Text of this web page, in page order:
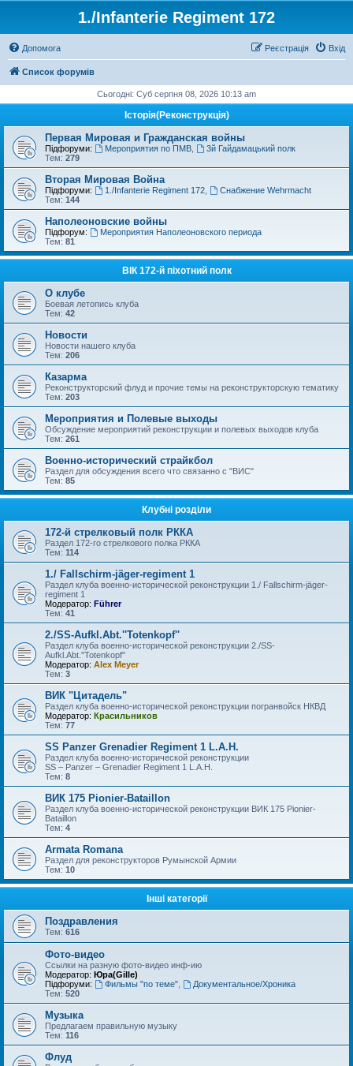
1./Infanterie Regiment 172
Допомога Вхід
Реєстрація
Список форумів
Сьогодні: Суб серпня 08, 2026 10:13 am
Історiя(Реконструкція)
Первая Мировая и Гражданская войны
Підфоруми: Мероприятия по ПМВ,
3й Гайдамацький полк
Тем: 279
Вторая Мировая Война
Підфоруми: 1./Infanterie Regiment 172,
Снабжение Wehrmacht
Тем: 144
Наполеоновские войны
Підфорум:
Мероприятия Наполеоновского периода
Тем: 81
ВІК 172-й піхотний полк
О клубе
Боевая летопись клуба
Тем: 42
Новости
Новости нашего клуба
Тем: 206
Казарма
Реконструкторский флуд и прочие темы на реконструкторскую тематику
Тем: 203
Мероприятия и Полевые выходы
Обсуждение мероприятий реконструкции и полевых выходов клуба
Тем: 261
Военно-исторический страйкбол
Раздел для обсуждения всего что связанно с "ВИС"
Тем: 85
Клубні розділи
172-й стрелковый полк РККА
Раздел 172-го стрелкового полка РККА
Тем: 114
1./ Fallschirm-jäger-regiment 1
Раздел клуба военно-исторической реконструкции 1./ Fallschirm-jäger-
regiment 1
Модератор: Führer
Тем: 41
2./SS-Aufkl.Abt.''Totenkopf''
Раздел клуба военно-исторической реконструкции 2./SS-
Aufkl.Abt.''Totenkopf''
Модератор: Alex Meyer
Тем: 3
ВИК "Цитадель"
Раздел клуба военно-исторической реконструкции погранвойск НКВД
Модератор: Красильников
Тем: 77
SS Panzer Grenadier Regiment 1 L.A.H.
Раздел клуба военно-исторической реконструкции
SS – Panzer – Grenadier Regiment 1 L.A.H.
Тем: 8
ВИК 175 Pionier-Bataillon
Раздел клуба военно-исторической реконструкции ВИК 175 Pionier-
Bataillon
Тем: 4
Armata Romana
Раздел для реконструкторов Румынской Армии
Тем: 10
Інші категорії
Поздравления
Тем: 616
Фото-видео
Ссылки на разную фото-видео инф-ию
Модератор: Юра(Gille)
Підфоруми:
Фильмы "по теме",
Документальное/Хроника
Тем: 520
Музыка
Предлагаем правильную музыку
Тем: 116
Флуд